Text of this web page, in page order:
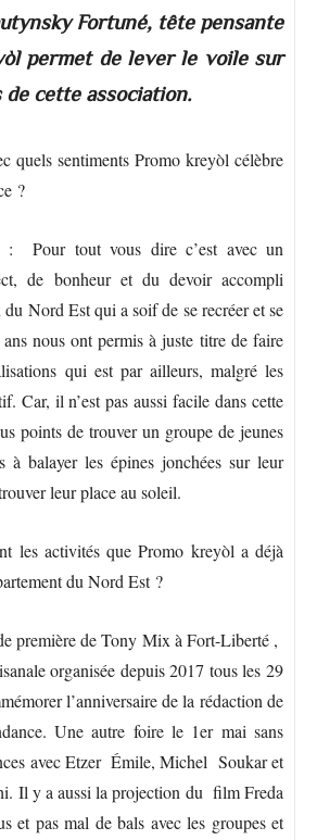
Fortuné, tête pensante
permet de lever le voile sur
cette association.
quels sentiments Promo kreyòl célèbre
?
: Pour tout vous dire c’est avec un
de bonheur et du devoir accompli
Nord Est qui a soif de se recréer et se
nous ont permis à juste titre de faire
qui est par ailleurs, malgré les
Car, il n’est pas aussi facile dans cette
points de trouver un groupe de jeunes
à balayer les épines jonchées sur leur
leur place au soleil.
les activités que Promo kreyòl a déjà
du Nord Est ?
première de Tony Mix à Fort-Liberté ,
organisée depuis 2017 tous les 29
l’anniversaire de la rédaction de
Une autre foire le 1er mai sans
avec Etzer Émile, Michel Soukar et
Il y a aussi la projection du film Freda
et pas mal de bals avec les groupes et